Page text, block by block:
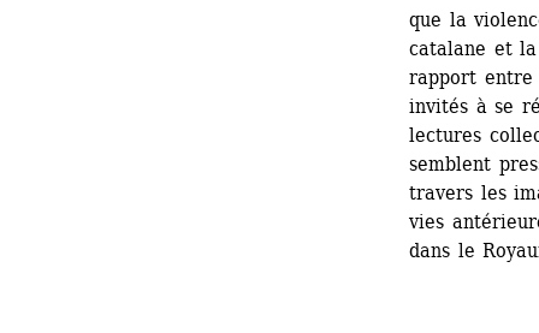
que la
catalane et
rapport entre
invités à se
lectures
semblent
travers les
vies
dans le